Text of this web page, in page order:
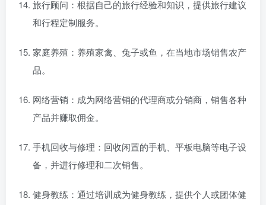
旅行顾问：根据自己的旅行经验和知识，提供旅行建议
和行程定制服务。
家庭养殖：养殖家禽、兔子或鱼，在当地市场销售农产
品。
网络营销：成为网络营销的代理商或分销商，销售各种
产品并赚取佣金。
手机回收与修理：回收闲置的手机、平板电脑等电子设
备，并进行修理和二次销售。
健身教练：通过培训成为健身教练，提供个人或团体健